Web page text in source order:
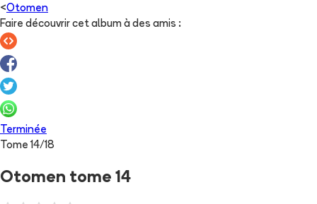
<Otomen
Faire découvrir cet album à des amis :
Terminée
Tome14/18
Otomen tome 14